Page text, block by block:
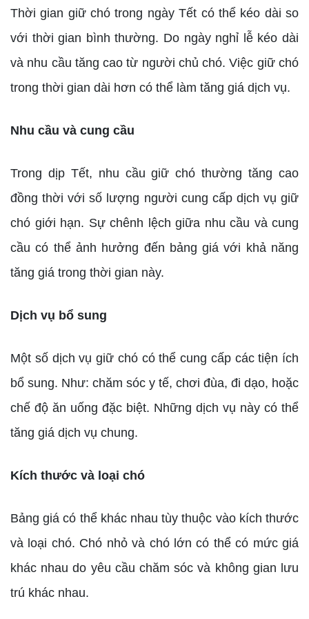
Thời gian giữ chó trong ngày Tết có thể kéo dài so
với thời gian bình thường. Do ngày nghỉ lễ kéo dài
và nhu cầu tăng cao từ người chủ chó. Việc giữ chó
trong thời gian dài hơn có thể làm tăng giá dịch vụ.
Nhu cầu và cung cầu
Trong dịp Tết, nhu cầu giữ chó thường tăng cao
đồng thời với số lượng người cung cấp dịch vụ giữ
chó giới hạn. Sự chênh lệch giữa nhu cầu và cung
cầu có thể ảnh hưởng đến bảng giá với khả năng
tăng giá trong thời gian này.
Dịch vụ bổ sung
Một số dịch vụ giữ chó có thể cung cấp các tiện ích
bổ sung. Như: chăm sóc y tế, chơi đùa, đi dạo, hoặc
chế độ ăn uống đặc biệt. Những dịch vụ này có thể
tăng giá dịch vụ chung.
Kích thước và loại chó
Bảng giá có thể khác nhau tùy thuộc vào kích thước
và loại chó. Chó nhỏ và chó lớn có thể có mức giá
khác nhau do yêu cầu chăm sóc và không gian lưu
trú khác nhau.